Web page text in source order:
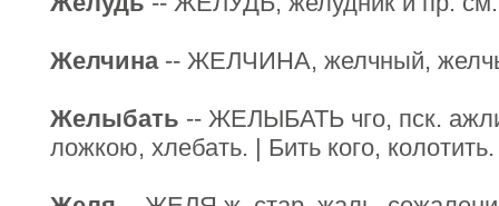
Желчина-- ЖЕЛЧИНА, желчный,
Желыбать -- ЖЕЛЫБАТЬ чго, пск.
ложкою, хлебать. | Бить кого,